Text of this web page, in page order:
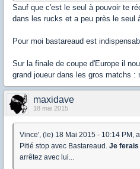
Sauf que c'est le seul à pouvoir te
dans les rucks et a peu près le seul
Pour moi bastareaud est
Sur la finale de coupe d'Europe il
grand joueur dans les gros matchs :
maxidave
18 mai 2015
Vince', (le) 18 Mai 2015 - 10:14 PM,
Pitié stop avec Bastareaud. Je ferais
arrêtez avec lui...